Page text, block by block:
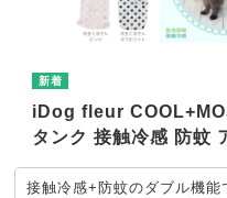
iDog fleur
タンク 接触冷感 防蚊
接触冷感+防蚊のダブル機